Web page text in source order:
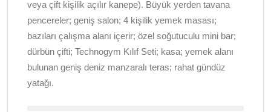
veya çift kişilik açılır kanepe). Büyük yerden tavana
pencereler; geniş salon; 4 kişilik yemek masası;
bazıları çalışma alanı içerir; özel soğutuculu mini bar;
dürbün çifti; Technogym Kılıf Seti; kasa; yemek alanı
bulunan geniş deniz manzaralı teras; rahat gündüz
yatağı.